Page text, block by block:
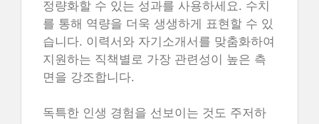
정량화할 수 있는 성과를 사용하세요. 수치
를 통해 역량을 더욱 생생하게 표현할 수 있
습니다. 이력서와 자기소개서를 맞춤화하여
지원하는 직책별로 가장 관련성이 높은 측
면을 강조합니다.
독특한 인생 경험을 선보이는 것도 주저하